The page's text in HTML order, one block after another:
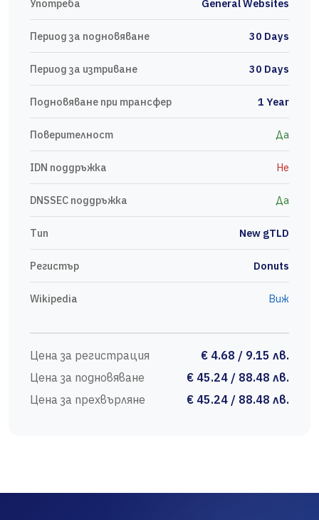
Употреба General Websites
Период за подновяване 30 Days
Период за изтриване 30 Days
Подновяване при трансфер 1 Year
Поверителност Да
IDN поддръжка Не
DNSSEC поддръжка Да
Тип New gTLD
Регистър Donuts
Wikipedia Виж
Цена за регистрация
€ 4.68 / 9.15 лв.
Цена за подновяване
€ 45.24 / 88.48 лв.
Цена за прехвърляне
€ 45.24 / 88.48 лв.